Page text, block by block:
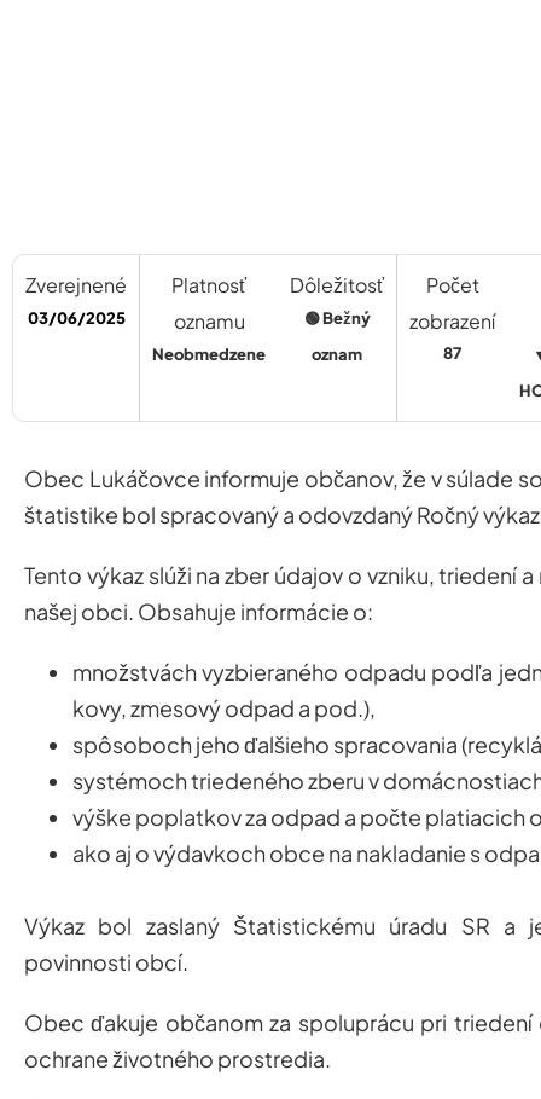
Zverejnené
03/06/2025
Platnosť
oznamu
Neobmedzene
Dôležitosť
🟢 Bežný
oznam
Počet
zobrazení
87
Obec Lukáčovce informuje občanov, že v súlade
štatistike bol spracovaný a odovzdaný Ročný
Tento výkaz slúži na zber údajov o vzniku, triedení
našej obci. Obsahuje informácie o:
množstvách vyzbieraného odpadu podľa
kovy, zmesový odpad a pod.),
spôsoboch jeho ďalšieho spracovania
systémoch triedeného zberu v
výške poplatkov za odpad a počte platiacich
ako aj o výdavkoch obce na nakladanie s
Výkaz bol zaslaný Štatistickému úradu SR a
povinnosti obcí.
Obec ďakuje občanom za spoluprácu pri
ochrane životného prostredia.